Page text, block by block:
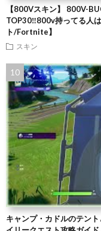
【800Vスキン】 800V-
TOP30‼️800v持ってる人
ト/Fortnite】
スキン
キャンプ・カドルのテン